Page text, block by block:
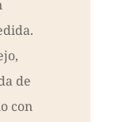
de
con